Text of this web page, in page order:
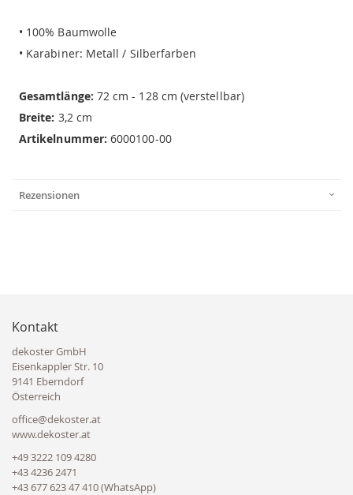
• 100% Baumwolle
• Karabiner: Metall / Silberfarben
Gesamtlänge: 72 cm - 128 cm (verstellbar)
Breite: 3,2 cm
Artikelnummer: 6000100-00
Rezensionen
Kontakt
dekoster GmbH
Eisenkappler Str. 10
9141 Eberndorf
Österreich
office@dekoster.at
www.dekoster.at
+49 3222 109 4280
+43 4236 2471
+43 677 623 47 410 (WhatsApp)